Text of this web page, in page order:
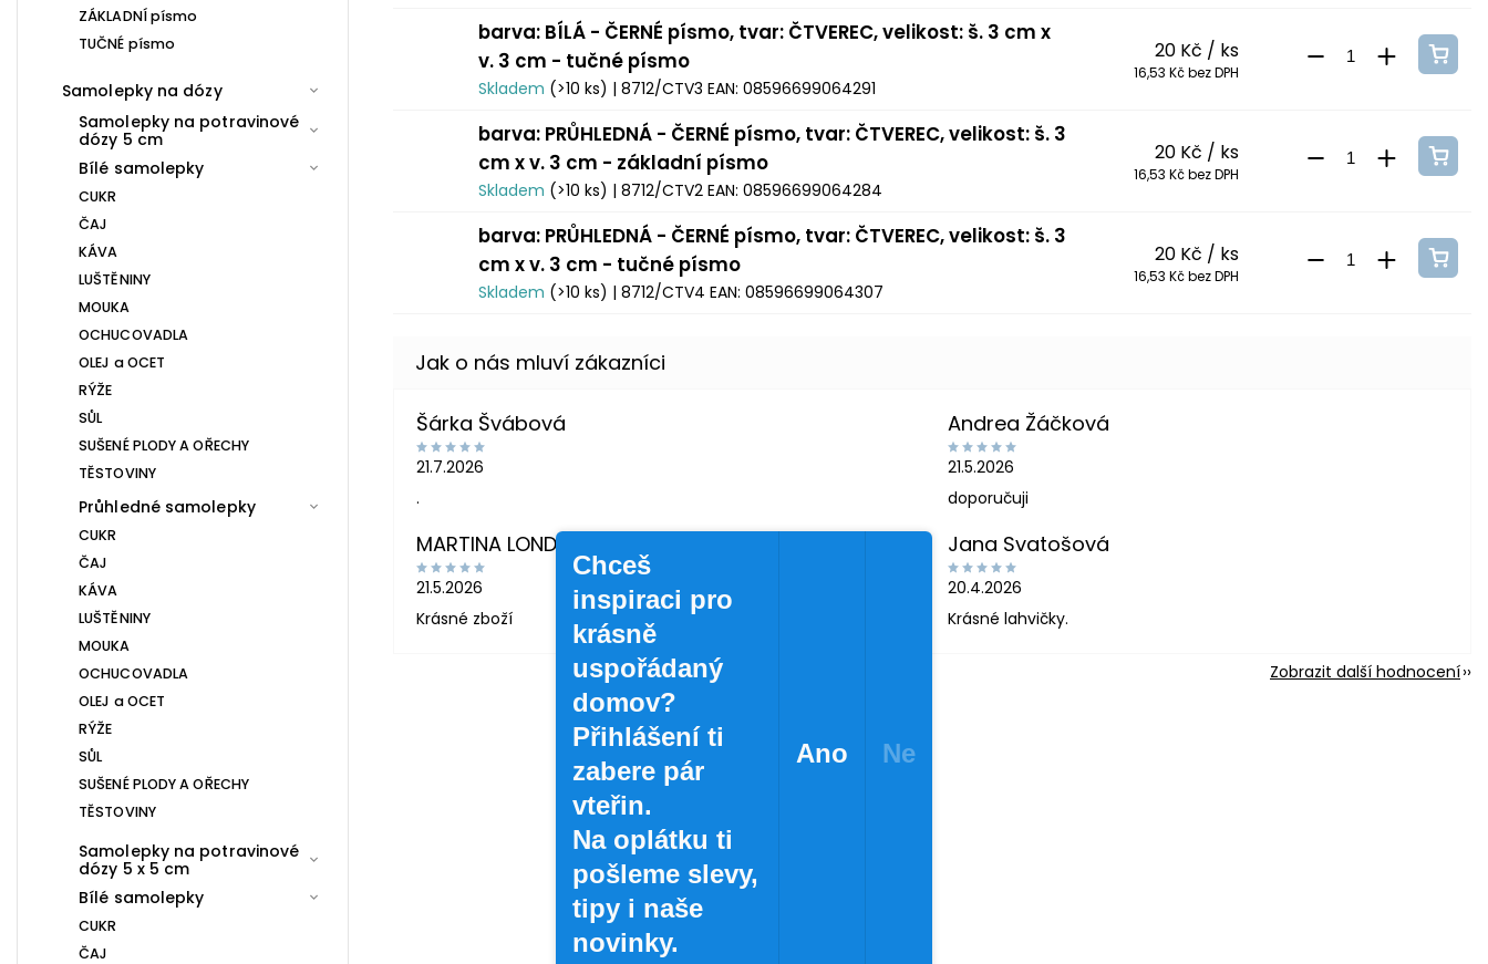
ZÁKLADNÍ písmo
TUČNÉ písmo
Samolepky na dózy
Samolepky na potravinové
dózy 5 cm
Bílé samolepky
CUKR
ČAJ
KÁVA
LUŠTĚNINY
MOUKA
OCHUCOVADLA
OLEJ a OCET
RÝŽE
SŮL
SUŠENÉ PLODY A OŘECHY
TĚSTOVINY
Průhledné samolepky
CUKR
ČAJ
KÁVA
LUŠTĚNINY
MOUKA
OCHUCOVADLA
OLEJ a OCET
RÝŽE
SŮL
SUŠENÉ PLODY A OŘECHY
TĚSTOVINY
Samolepky na potravinové
dózy 5 x 5 cm
Bílé samolepky
CUKR
ČAJ
barva: BÍLÁ - ČERNÉ písmo, tvar: ČTVEREC, velikost: š. 3 cm x
v. 3 cm - tučné písmo
Skladem (>10 ks) | 8712/CTV3 EAN: 08596699064291
20 Kč / ks
16,53 Kč bez DPH
barva: PRŮHLEDNÁ - ČERNÉ písmo, tvar: ČTVEREC, velikost: š. 3
cm x v. 3 cm - základní písmo
Skladem (>10 ks) | 8712/CTV2 EAN: 08596699064284
20 Kč / ks
16,53 Kč bez DPH
barva: PRŮHLEDNÁ - ČERNÉ písmo, tvar: ČTVEREC, velikost: š. 3
cm x v. 3 cm - tučné písmo
Skladem (>10 ks) | 8712/CTV4 EAN: 08596699064307
20 Kč / ks
16,53 Kč bez DPH
Šárka Švábová
21.7.2026
.
Andrea Žáčková
21.5.2026
doporučuji
MARTINA LONDINOVÁ
21.5.2026
Krásné zboží
Jana Svatošová
20.4.2026
Krásné lahvičky.
Zobrazit další hodnocení
Chceš
inspiraci pro
krásně
uspořádaný
domov?
Přihlášení ti
zabere pár
vteřin.
Na oplátku ti
pošleme slevy,
tipy i naše
novinky.
Ano Ne